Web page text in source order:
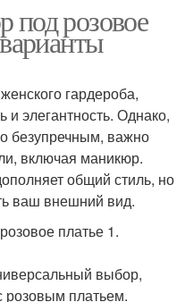
розовое
гардероба,
и элегантность. Однако,
безупречным, важно
включая маникюр.
общий стиль, но
ваш внешний вид.
платье 1.
выбор,
розовым платьем.